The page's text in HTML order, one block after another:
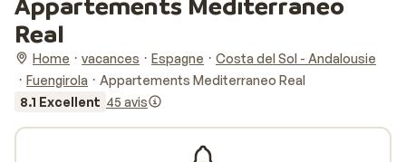
Real
Home vacances Espagne
Costa del Sol - Andalousie
Fuengirola
Appartements Mediterraneo Real
8.1 Excellent 45 avis